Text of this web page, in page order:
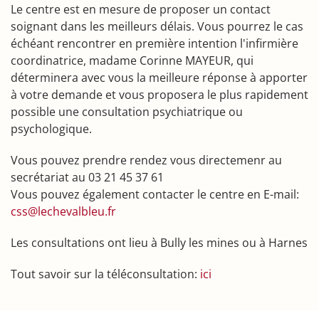
Le centre est en mesure de proposer un contact
soignant dans les meilleurs délais. Vous pourrez le cas
échéant rencontrer en première intention l'infirmière
coordinatrice, madame Corinne MAYEUR, qui
déterminera avec vous la meilleure réponse à apporter
à votre demande et vous proposera le plus rapidement
possible une consultation psychiatrique ou
psychologique.
Vous pouvez prendre rendez vous directemenr au
secrétariat au 03 21 45 37 61
Vous pouvez également contacter le centre en E-mail:
css@lechevalbleu.fr
Les consultations ont lieu à Bully les mines ou à Harnes
Tout savoir sur la téléconsultation: ici